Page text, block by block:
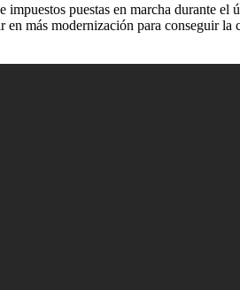
impuestos puestas en marcha durante el
más modernización para conseguir la